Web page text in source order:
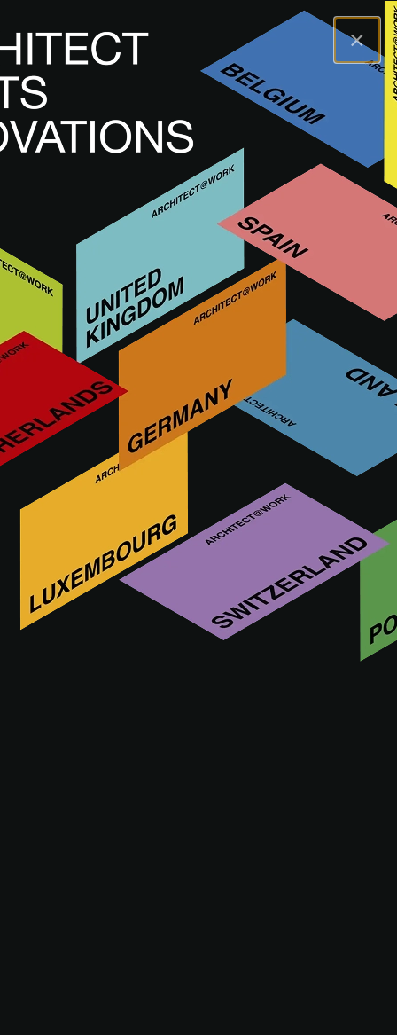
×
Geselecteerde content (voorkeuren wijzigen)
ICONIC ARCHITECTURE:
Transformatie van Vapor